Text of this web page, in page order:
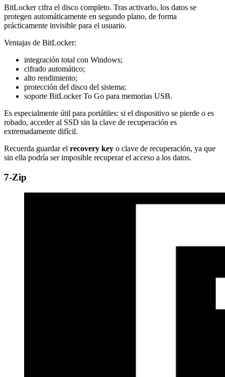
BitLocker cifra el disco completo. Tras activarlo, los datos se
protegen automáticamente en segundo plano, de forma
prácticamente invisible para el usuario.
Ventajas de BitLocker:
integración total con Windows;
cifrado automático;
alto rendimiento;
protección del disco del sistema;
soporte BitLocker To Go para memorias USB.
Es especialmente útil para portátiles: si el dispositivo se pierde o es
robado, acceder al SSD sin la clave de recuperación es
extremadamente difícil.
Recuerda guardar el recovery key o clave de recuperación, ya que
sin ella podría ser imposible recuperar el acceso a los datos.
7-Zip